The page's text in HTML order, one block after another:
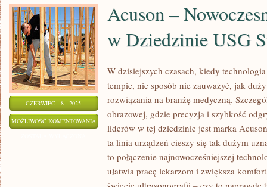
CZERWIEC - 8 - 2025
MOŻLIWOŚĆ KOMENTOWANIA
ROZWIĄZANIA
Acuson –
w Dziedzinie USG
W dzisiejszych czasach, kiedy
tempie, nie sposób nie zauważyć, jak
rozwiązania na branżę medyczną.
obrazowej, gdzie precyzja i szybkość
liderów w tej dziedzinie jest marka
ta linia urządzeń cieszy się tak dużym
to połączenie najnowocześniejszej
ułatwia pracę lekarzom i zwiększa